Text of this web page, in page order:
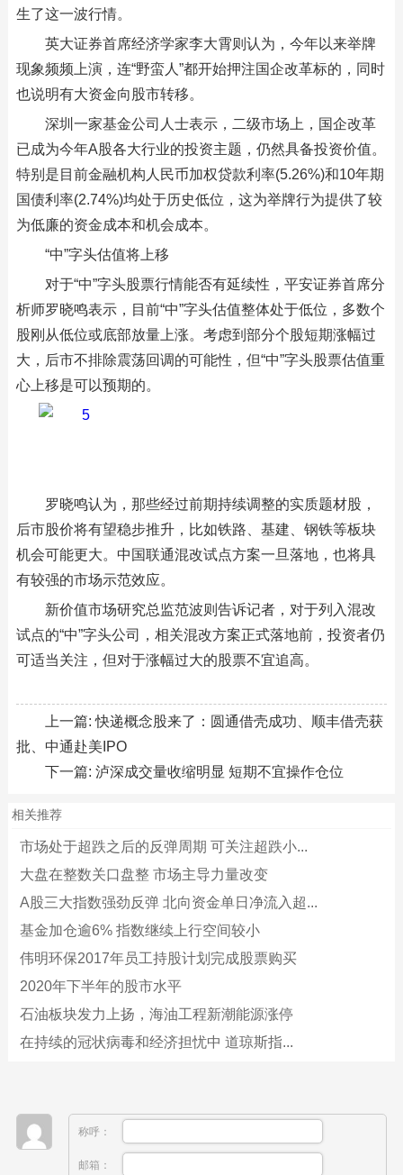
生了这一波行情。
英大证券首席经济学家李大霄则认为，今年以来举牌
现象频频上演，连“野蛮人”都开始押注国企改革标的，同时
也说明有大资金向股市转移。
深圳一家基金公司人士表示，二级市场上，国企改革
已成为今年A股各大行业的投资主题，仍然具备投资价值。
特别是目前金融机构人民币加权贷款利率(5.26%)和10年期
国债利率(2.74%)均处于历史低位，这为举牌行为提供了较
为低廉的资金成本和机会成本。
“中”字头估值将上移
对于“中”字头股票行情能否有延续性，平安证券首席分
析师罗晓鸣表示，目前“中”字头估值整体处于低位，多数个
股刚从低位或底部放量上涨。考虑到部分个股短期涨幅过
大，后市不排除震荡回调的可能性，但“中”字头股票估值重
心上移是可以预期的。
罗晓鸣认为，那些经过前期持续调整的实质题材股，
后市股价将有望稳步推升，比如铁路、基建、钢铁等板块
机会可能更大。中国联通混改试点方案一旦落地，也将具
有较强的市场示范效应。
新价值市场研究总监范波则告诉记者，对于列入混改
试点的“中”字头公司，相关混改方案正式落地前，投资者仍
可适当关注，但对于涨幅过大的股票不宜追高。
上一篇:快递概念股来了：圆通借壳成功、顺丰借壳获
批、中通赴美IPO
下一篇: 泸深成交量收缩明显 短期不宜操作仓位
相关推荐
市场处于超跌之后的反弹周期 可关注超跌小...
大盘在整数关口盘整 市场主导力量改变
A股三大指数强劲反弹 北向资金单日净流入超...
基金加仓逾6% 指数继续上行空间较小
伟明环保2017年员工持股计划完成股票购买
2020年下半年的股市水平
石油板块发力上扬，海油工程新潮能源涨停
在持续的冠状病毒和经济担忧中 道琼斯指...
称呼：
邮箱：